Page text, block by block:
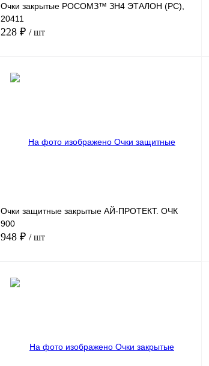
Очки закрытые РОСОМЗ™ ЗН4 ЭТАЛОН (PC),
20411
228 ₽ / шт
В избранное
В
Очки защитные закрытые АЙ-ПРОТЕКТ. ОЧК
900
948 ₽ / шт
В избранное Под заказ